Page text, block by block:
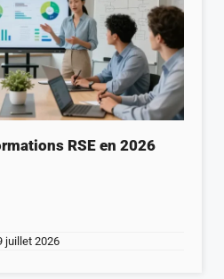
RSE en 2026
juillet 2026